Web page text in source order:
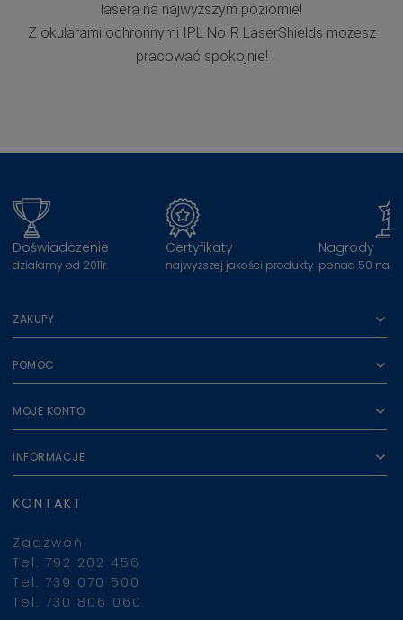
lasera na najwyższym poziomie!
Z okularami ochronnymi IPL NoIR LaserShields możesz
pracować spokojnie!
Doświadczenie
działamy od 2011r.
Certyfikaty
najwyższej jakości produkty
Nagrody
ponad 50
ZAKUPY
POMOC
MOJE KONTO
INFORMACJE
KONTAKT
Zadzwoń
Tel. 792 202 456
Tel. 739 070 500
Tel. 730 806 060